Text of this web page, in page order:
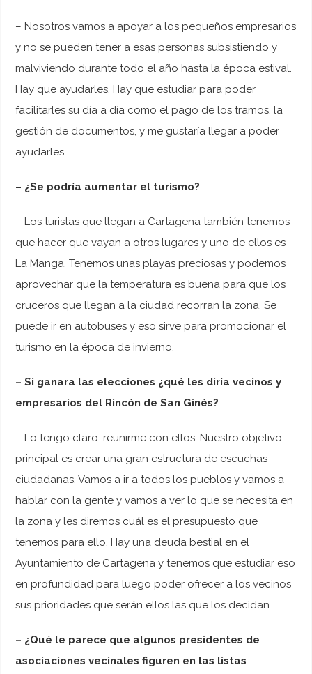
– Nosotros vamos a apoyar a los pequeños empresarios
y no se pueden tener a esas personas subsistiendo y
malviviendo durante todo el año hasta la época estival.
Hay que ayudarles. Hay que estudiar para poder
facilitarles su día a día como el pago de los tramos, la
gestión de documentos, y me gustaría llegar a poder
ayudarles.
– ¿Se podría aumentar el turismo?
– Los turistas que llegan a Cartagena también tenemos
que hacer que vayan a otros lugares y uno de ellos es
La Manga. Tenemos unas playas preciosas y podemos
aprovechar que la temperatura es buena para que los
cruceros que llegan a la ciudad recorran la zona. Se
puede ir en autobuses y eso sirve para promocionar el
turismo en la época de invierno.
– Si ganara las elecciones ¿qué les diría vecinos y
empresarios del Rincón de San Ginés?
– Lo tengo claro: reunirme con ellos. Nuestro objetivo
principal es crear una gran estructura de escuchas
ciudadanas. Vamos a ir a todos los pueblos y vamos a
hablar con la gente y vamos a ver lo que se necesita en
la zona y les diremos cuál es el presupuesto que
tenemos para ello. Hay una deuda bestial en el
Ayuntamiento de Cartagena y tenemos que estudiar eso
en profundidad para luego poder ofrecer a los vecinos
sus prioridades que serán ellos las que los decidan.
– ¿Qué le parece que algunos presidentes de
asociaciones vecinales figuren en las listas